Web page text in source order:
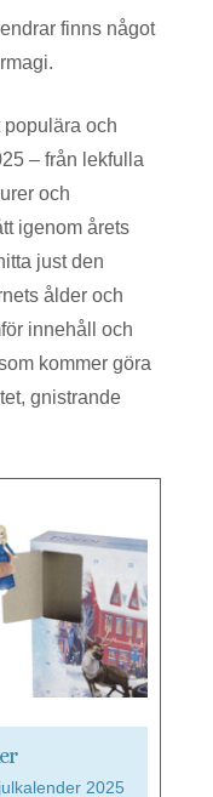
finns något
populära och
– från lekfulla
och
igenom årets
just den
ålder och
innehåll och
kommer göra
gnistrande
2025